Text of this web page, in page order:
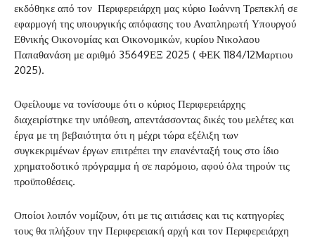
εκδόθηκε από τον Περιφερειάρχη μας κύριο Ιωάννη Τρεπεκλή σε
εφαρμογή της υπουργικής απόφασης του Αναπληρωτή Υπουργού
Εθνικής Οικονομίας και Οικονομικών, κυρίου Νικολαου
Παπαθανάση με αριθμό 35649ΕΞ 2025 ( ΦΕΚ 1184/12Μαρτιου
2025).
Οφείλουμε να τονίσουμε ότι ο κύριος Περιφερειάρχης
διαχειρίστηκε την υπόθεση, απεντάσσοντας δικές του μελέτες και
έργα με τη βεβαιότητα ότι η μέχρι τώρα εξέλιξη των
συγκεκριμένων έργων επιτρέπει την επανένταξή τους στο ίδιο
χρηματοδοτικό πρόγραμμα ή σε παρόμοιο, αφού όλα τηρούν τις
προϋποθέσεις.
Οποίοι λοιπόν νομίζουν, ότι με τις αιτιάσεις και τις κατηγορίες
τους θα πλήξουν την Περιφερειακή αρχή και τον Περιφερειάρχη